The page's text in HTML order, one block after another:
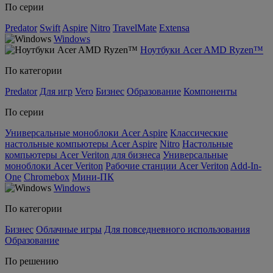
По серии
Predator Swift Aspire Nitro TravelMate Extensa
Windows
Ноутбуки Acer AMD Ryzen™
По категории
Predator Для игр Vero Бизнес Образование Компоненты
По серии
Универсальные моноблоки Acer Aspire Классические
настольные компьютеры Acer Aspire Nitro Настольные
компьютеры Acer Veriton для бизнеса Универсальные
моноблоки Acer Veriton Рабочие станции Acer Veriton Add-In-
One Chromebox Мини-ПК
Windows
По категории
Бизнес Облачные игры Для повседневного использования
Образование
По решению